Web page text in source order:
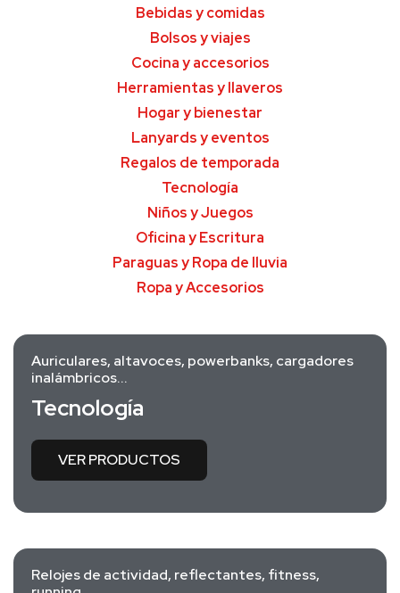
Bebidas y comidas
Bolsos y viajes
Cocina y accesorios
Herramientas y llaveros
Hogar y bienestar
Lanyards y eventos
Regalos de temporada
Tecnología
Niños y Juegos
Oficina y Escritura
Paraguas y Ropa de lluvia
Ropa y Accesorios
Auriculares, altavoces, powerbanks, cargadores
inalámbricos...
Tecnología
VER PRODUCTOS
Relojes de actividad, reflectantes, fitness,